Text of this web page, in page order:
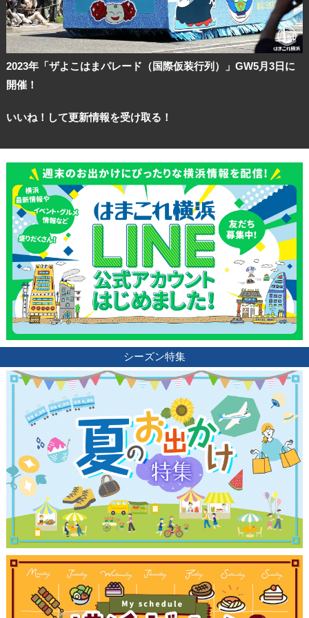
2023年「ザよこはまパレード（国際仮装行列）」GW5月3日に
開催！
いいね！して更新情報を受け取る！
シーズン特集
観光ガイド
ランキング
ブログ記事
サイトについて